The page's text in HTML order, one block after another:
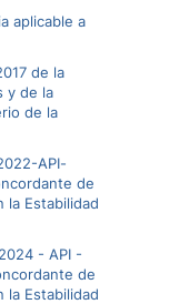
aplicable a
de la
y de la
de la
API-
de
la Estabilidad
- API -
de
la Estabilidad